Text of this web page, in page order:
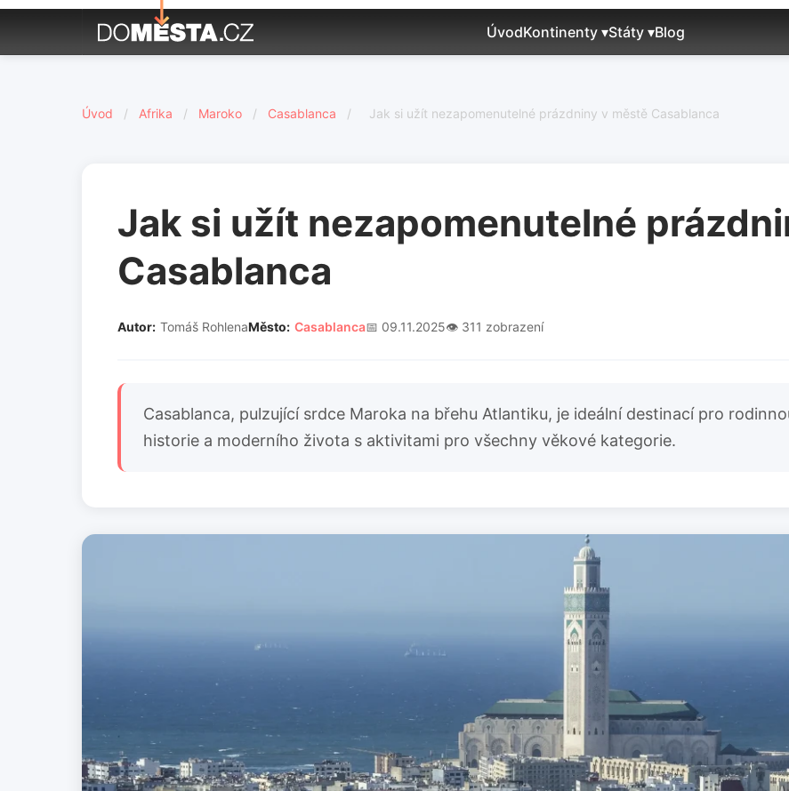
ÚvodKontinenty ▾Státy ▾Blog
Úvod / Afrika / Maroko / Casablanca / Jak si užít nezapomenutelné prázdniny v městě Casablanca
Jak si užít nezapomenutelné
Casablanca
Autor: Tomáš RohlenaMěsto: Casablanca📅 09.11.2025👁️ 311 zobrazení
Casablanca, pulzující srdce Maroka na břehu Atlantiku, je ideální destinací pro
historie a moderního života s aktivitami pro všechny věkové kategorie.